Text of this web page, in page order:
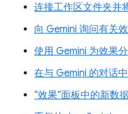
连接工作区文件夹并
向 Gemini 询问有关
使用 Gemini 为效果
在与 Gemini 的对话
“效果”面板中的新数